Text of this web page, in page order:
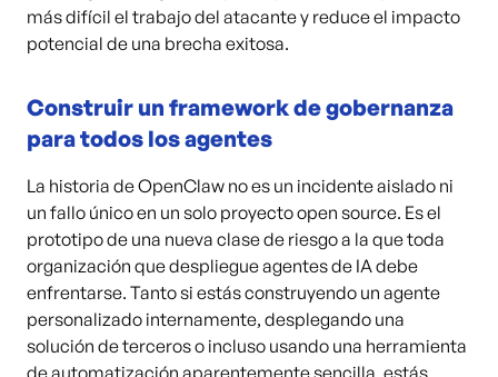
más difícil el trabajo del atacante y reduce el impacto
potencial de una brecha exitosa.
Construir un framework de gobernanza
para todos los agentes
La historia de OpenClaw no es un incidente aislado ni
un fallo único en un solo proyecto open source. Es el
prototipo de una nueva clase de riesgo a la que toda
organización que despliegue agentes de IA debe
enfrentarse. Tanto si estás construyendo un agente
personalizado internamente, desplegando una
solución de terceros o incluso usando una herramienta
de automatización aparentemente sencilla, estás